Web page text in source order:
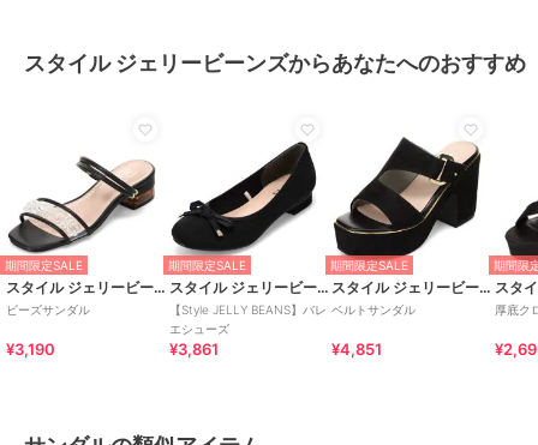
合成皮革/人工皮革/無地 /4.5cm
～7.5cm未満
ウェッジヒール /
ストラップサンダル
ゴム底／合成底
原産国 生産国：中国製
スタイル ジェリービーンズからあなたへのおすすめ
期間限定SALE
スタイル ジェリービーンズ
ビーズサンダル
¥3,190
期間限定SALE
スタイル ジェリービーンズ
【Style JELLY BEANS】バレ
エシューズ
¥3,861
期間限定SALE
スタイル ジェリービーンズ
ベルトサンダル
¥4,851
期間限
厚底ク